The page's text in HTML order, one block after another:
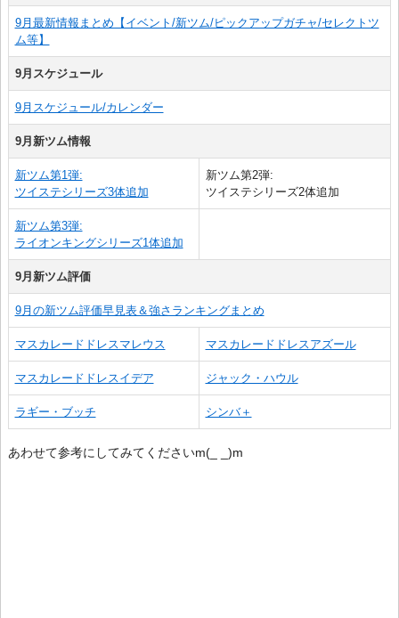
9月最新情報まとめ【イベント/新ツム/ピックアップガチャ/セレクトツ
ム等】
9月スケジュール
9月スケジュール/カレンダー
9月新ツム情報
新ツム第1弾:
ツイステシリーズ3体追加
新ツム第2弾:
ツイステシリーズ2体追加
新ツム第3弾:
ライオンキングシリーズ1体追加
9月新ツム評価
9月の新ツム評価早見表＆強さランキングまとめ
マスカレードドレスマレウス マスカレードドレスアズール
マスカレードドレスイデア ジャック・ハウル
ラギー・ブッチ シンバ＋
あわせて参考にしてみてくださいm(_ _)m